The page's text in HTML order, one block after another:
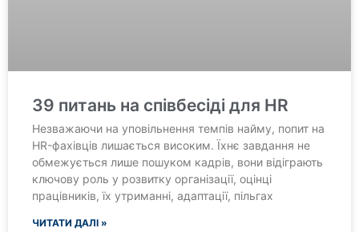
39 питань на співбесіді для HR
Незважаючи на уповільнення темпів найму, попит на
HR-фахівців лишається високим. Їхнє завдання не
обмежується лише пошуком кадрів, вони відіграють
ключову роль у розвитку організації, оцінці
працівників, їх утриманні, адаптації, пільгах
ЧИТАТИ ДАЛІ »